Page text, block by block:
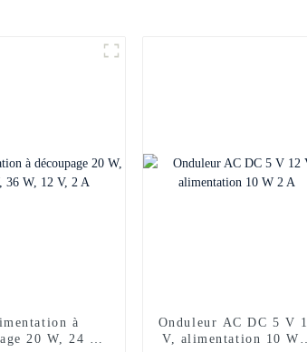
à
20 W, 24 W,
Onduleur AC DC 5 V
V, alimentation 10 W 2